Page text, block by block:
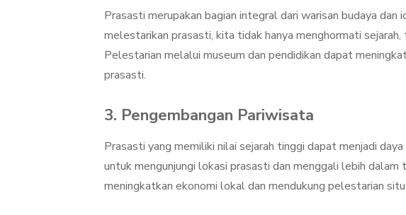
Prasasti merupakan bagian integral dari warisan budaya
melestarikan prasasti, kita tidak hanya menghormati
Pelestarian melalui museum dan pendidikan dapat
prasasti.
3. Pengembangan Pariwisata
Prasasti yang memiliki nilai sejarah tinggi dapat menjadi
untuk mengunjungi lokasi prasasti dan menggali lebih dalam
meningkatkan ekonomi lokal dan mendukung pelestarian